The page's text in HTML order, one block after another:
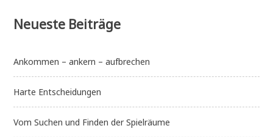
Neueste Beiträge
Ankommen – ankern – aufbrechen
Harte Entscheidungen
Vom Suchen und Finden der Spielräume